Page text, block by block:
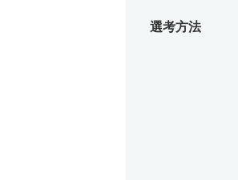
選考方法